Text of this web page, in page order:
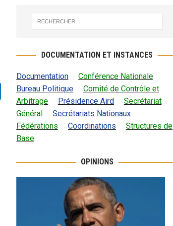
DOCUMENTATION ET INSTANCES
Documentation
Conférence Nationale
Bureau Politique
Comité de Contrôle et
Arbitrage
Présidence Aird
Secrétariat
Général
Secrétariats Nationaux
Fédérations
Coordinations
Structures de
Base
OPINIONS